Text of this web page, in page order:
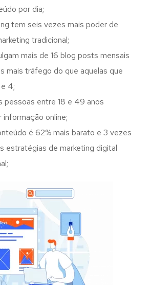
por dia;
tem seis vezes mais poder de
tradicional;
mais de 16 blog posts mensais
mais tráfego do que aquelas que
4;
pessoas entre 18 e 49 anos
online;
é 62% mais barato e 3 vezes
estratégias de marketing digital